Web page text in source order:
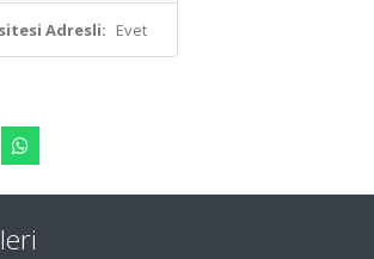
Adresli: Evet